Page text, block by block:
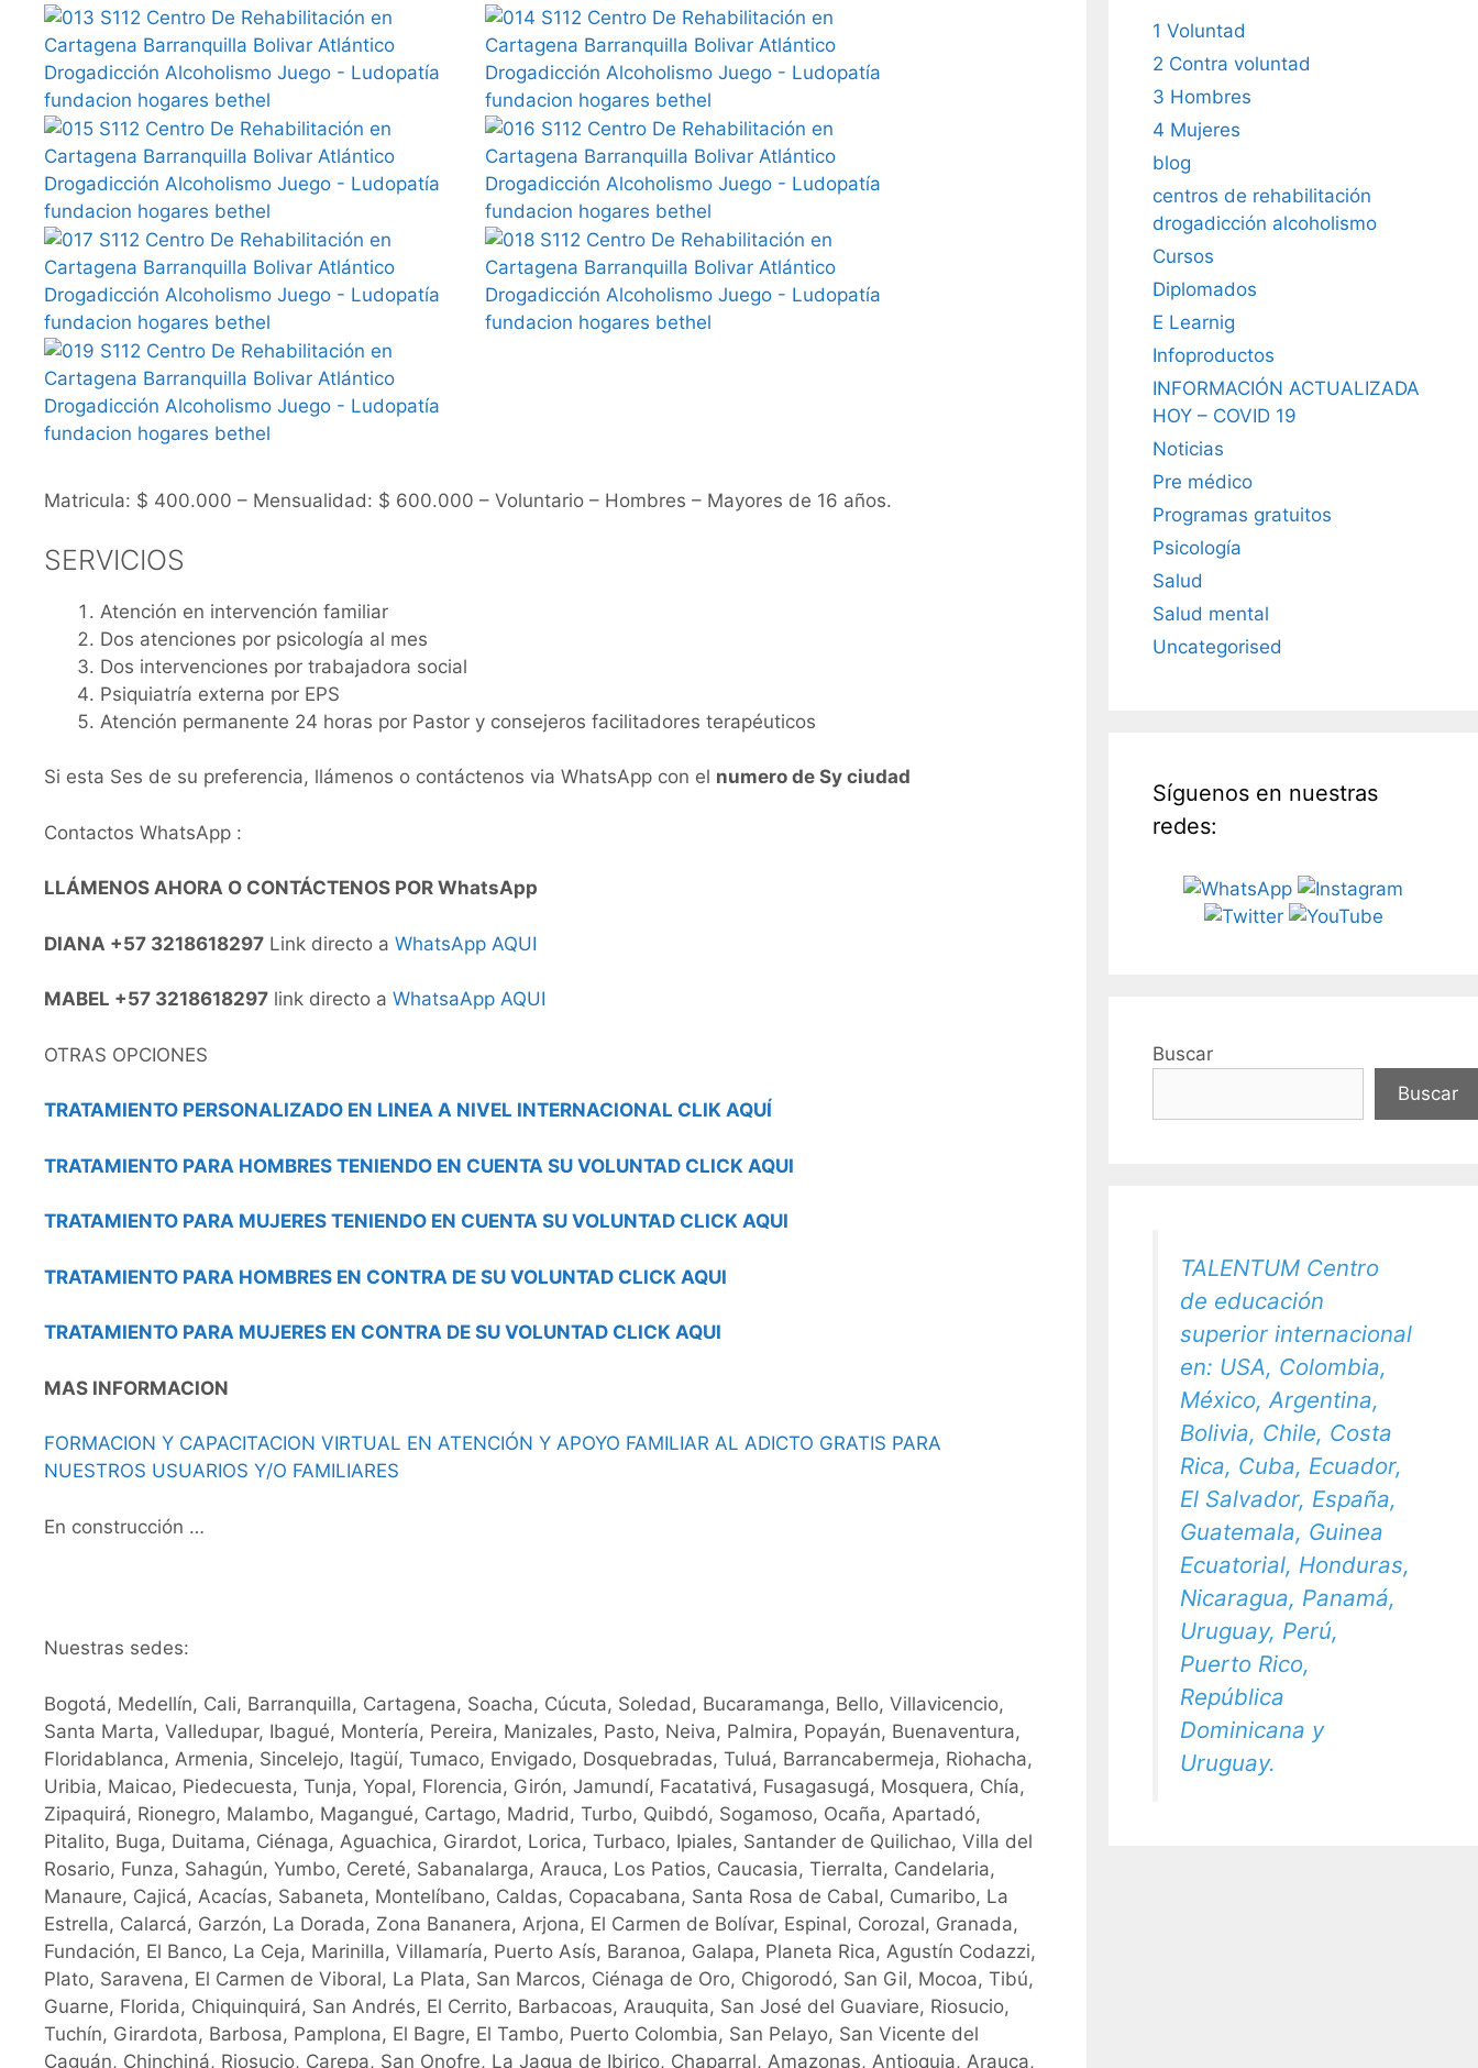
Matricula: $ 400.000 – Mensualidad: $ 600.000 – Voluntario – Hombres – Mayores de 16 años.
SERVICIOS
Atención en intervención familiar
Dos atenciones por psicología al mes
Dos intervenciones por trabajadora social
Psiquiatría externa por EPS
Atención permanente 24 horas por Pastor y consejeros facilitadores terapéuticos
Si esta Ses de su preferencia, llámenos o contáctenos via WhatsApp con el numero de Sy ciudad
Contactos WhatsApp :
LLÁMENOS AHORA O CONTÁCTENOS POR WhatsApp
DIANA +57 3218618297 Link directo a WhatsApp AQUI
MABEL +57 3218618297 link directo a WhatsaApp AQUI
OTRAS OPCIONES
TRATAMIENTO PERSONALIZADO EN LINEA A NIVEL INTERNACIONAL CLIK AQUÍ
TRATAMIENTO PARA HOMBRES TENIENDO EN CUENTA SU VOLUNTAD CLICK AQUI
TRATAMIENTO PARA MUJERES TENIENDO EN CUENTA SU VOLUNTAD CLICK AQUI
TRATAMIENTO PARA HOMBRES EN CONTRA DE SU VOLUNTAD CLICK AQUI
TRATAMIENTO PARA MUJERES EN CONTRA DE SU VOLUNTAD CLICK AQUI
MAS INFORMACION
FORMACION Y CAPACITACION VIRTUAL EN ATENCIÓN Y APOYO FAMILIAR AL ADICTO GRATIS PARA
NUESTROS USUARIOS Y/O FAMILIARES
En construcción …
Nuestras sedes:
Bogotá, Medellín, Cali, Barranquilla, Cartagena, Soacha, Cúcuta, Soledad, Bucaramanga, Bello, Villavicencio,
Santa Marta, Valledupar, Ibagué, Montería, Pereira, Manizales, Pasto, Neiva, Palmira, Popayán, Buenaventura,
Floridablanca, Armenia, Sincelejo, Itagüí, Tumaco, Envigado, Dosquebradas, Tuluá, Barrancabermeja, Riohacha,
Uribia, Maicao, Piedecuesta, Tunja, Yopal, Florencia, Girón, Jamundí, Facatativá, Fusagasugá, Mosquera, Chía,
Zipaquirá, Rionegro, Malambo, Magangué, Cartago, Madrid, Turbo, Quibdó, Sogamoso, Ocaña, Apartadó,
Pitalito, Buga, Duitama, Ciénaga, Aguachica, Girardot, Lorica, Turbaco, Ipiales, Santander de Quilichao, Villa del
Rosario, Funza, Sahagún, Yumbo, Cereté, Sabanalarga, Arauca, Los Patios, Caucasia, Tierralta, Candelaria,
Manaure, Cajicá, Acacías, Sabaneta, Montelíbano, Caldas, Copacabana, Santa Rosa de Cabal, Cumaribo, La
Estrella, Calarcá, Garzón, La Dorada, Zona Bananera, Arjona, El Carmen de Bolívar, Espinal, Corozal, Granada,
Fundación, El Banco, La Ceja, Marinilla, Villamaría, Puerto Asís, Baranoa, Galapa, Planeta Rica, Agustín Codazzi,
Plato, Saravena, El Carmen de Viboral, La Plata, San Marcos, Ciénaga de Oro, Chigorodó, San Gil, Mocoa, Tibú,
Guarne, Florida, Chiquinquirá, San Andrés, El Cerrito, Barbacoas, Arauquita, San José del Guaviare, Riosucio,
Tuchín, Girardota, Barbosa, Pamplona, El Bagre, El Tambo, Puerto Colombia, San Pelayo, San Vicente del
Caguán, Chinchiná, Riosucio, Carepa, San Onofre, La Jagua de Ibirico, Chaparral, Amazonas, Antioquia, Arauca,
1 Voluntad
2 Contra voluntad
3 Hombres
4 Mujeres
blog
centros de rehabilitación
drogadicción alcoholismo
Cursos
Diplomados
E Learnig
Infoproductos
INFORMACIÓN ACTUALIZADA
HOY – COVID 19
Noticias
Pre médico
Programas gratuitos
Psicología
Salud
Salud mental
Uncategorised
Síguenos en nuestras
redes:
Buscar
Buscar
TALENTUM Centro
de educación
superior internacional
en: USA, Colombia,
México, Argentina,
Bolivia, Chile, Costa
Rica, Cuba, Ecuador,
El Salvador, España,
Guatemala, Guinea
Ecuatorial, Honduras,
Nicaragua, Panamá,
Uruguay, Perú,
Puerto Rico,
República
Dominicana y
Uruguay.